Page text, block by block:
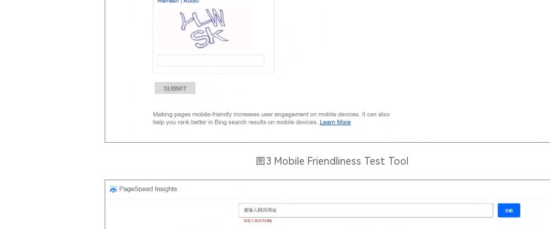
图3 Mobile Friendliness Test Tool